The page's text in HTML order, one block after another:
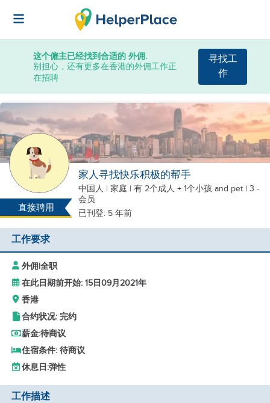
这个僱主已经找到合适的 外佣.
别担心，还有更多在香港的外佣工作正
在招聘
寻找工
作
直接聘用
家人寻找快乐积极的帮手
中国人 | 家庭 | 有 2个成人 + 1个小孩 and pet | 3 -
会员
已刊登: 5 年前
工作要求
外佣|全职
在此日期前开始: 15日09月2021年
香港
合约状况: 完约
薪金:待商议
住宿条件: 待商议
休息日:弹性
工作描述